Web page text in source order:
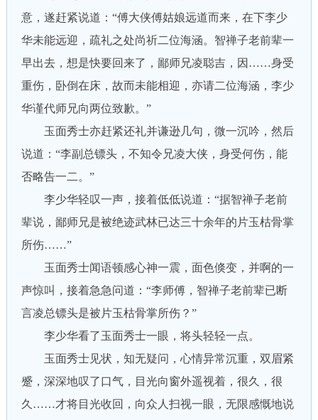
意，遂赶紧说道：“傅大侠傅姑娘远道而来，在下李少
华未能远迎，疏礼之处尚祈二位海涵。智禅子老前辈一
早出去，想是快要回来了，鄙师兄凌聪吉，因……身受
重伤，卧倒在床，故而未能相迎，亦请二位海涵，李少
华谨代师兄向两位致歉。”
玉面秀士亦赶紧还礼并谦逊几句，微一沉吟，然后
说道：“李副总镖头，不知令兄凌大侠，身受何伤，能
否略告一二。”
李少华轻叹一声，接着低低说道：“据智禅子老前
辈说，鄙师兄是被绝迹武林已达三十余年的片玉枯骨掌
所伤……”
玉面秀士闻语顿感心神一震，面色倏变，并啊的一
声惊叫，接着急急问道：“李师傅，智禅子老前辈已断
言凌总镖头是被片玉枯骨掌所伤？”
李少华看了玉面秀士一眼，将头轻轻一点。
玉面秀士见状，知无疑问，心情异常沉重，双眉紧
蹙，深深地叹了口气，目光向窗外遥视着，很久，很
久……才将目光收回，向众人扫视一眼，无限感慨地说